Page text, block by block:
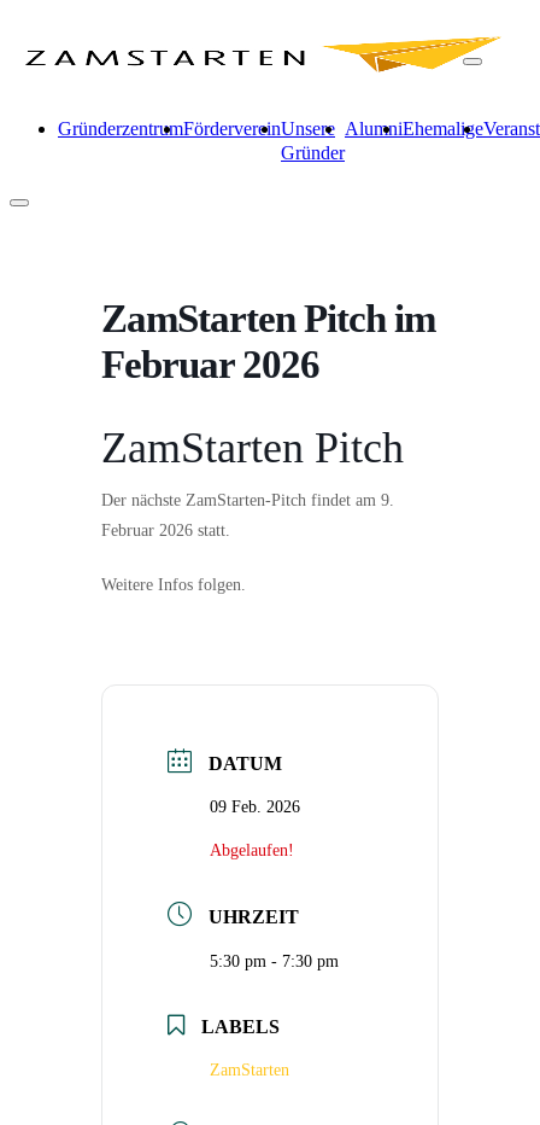
GründerzentrumFördervereinUnsere
Gründer
AlumniEhemalige
ZamStarten Pitch im
Februar 2026
ZamStarten Pitch
Der nächste ZamStarten-Pitch findet am 9.
Februar 2026 statt.
Weitere Infos folgen.
DATUM
09 Feb. 2026
Abgelaufen!
UHRZEIT
5:30 pm - 7:30 pm
LABELS
ZamStarten